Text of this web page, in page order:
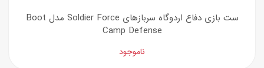
ست بازی دفاع اردوگاه سربازهای Soldier Force مدل Boot
Camp Defense
ناموجود